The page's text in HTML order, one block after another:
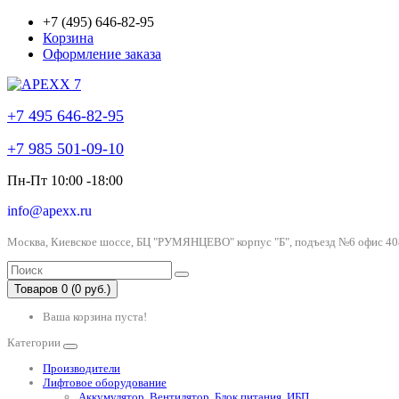
+7 (495) 646-82-95
Корзина
Оформление заказа
+7 495 646-82-95
+7 985 501-09-10
Пн-Пт 10:00 -18:00
info@apexx.ru
Москва, Киевское шоссе, БЦ "РУМЯНЦЕВО" корпус "Б", подъезд №6 офис
Товаров 0 (0 руб.)
Ваша корзина пуста!
Категории
Производители
Лифтовое оборудование